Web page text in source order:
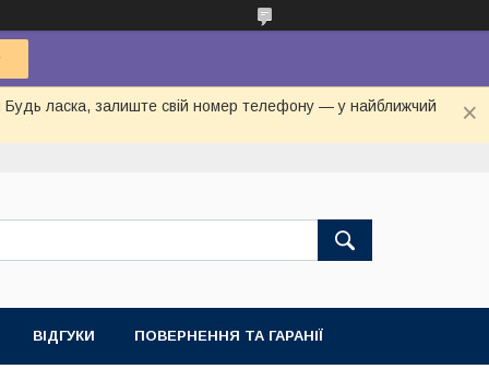
Будь ласка, залиште свій номер телефону — у найближчий
ВІДГУКИ ПОВЕРНЕННЯ ТА ГАРАНІЇ